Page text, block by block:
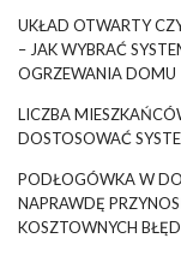
UKŁAD OTWARTY
– JAK WYBRAĆ
OGRZEWANIA DOMU
LICZBA
DOSTOSOWAĆ
PODŁOGÓWKA W
NAPRAWDĘ
KOSZTOWNYCH